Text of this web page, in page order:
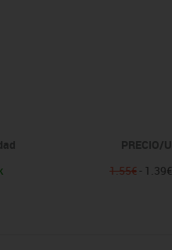
PRECIO/U
1.55€- 1.39€